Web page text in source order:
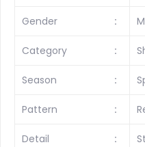
Gender :
Category :
Season :
Pattern :
Detail :